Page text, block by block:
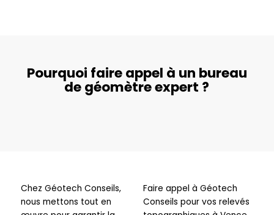
Pourquoi faire appel à un bureau
de géomètre expert ?
Chez Géotech Conseils,
nous mettons tout en
Faire appel à Géotech
Conseils pour vos relevés